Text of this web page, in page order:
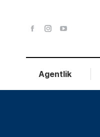
Agentlik